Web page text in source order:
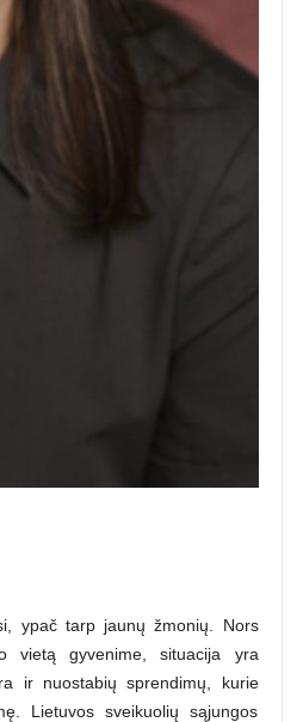
ypač tarp jaunų žmonių. Nors
vietą gyvenime, situacija yra
ir nuostabių sprendimų, kurie
Lietuvos sveikuolių sąjungos